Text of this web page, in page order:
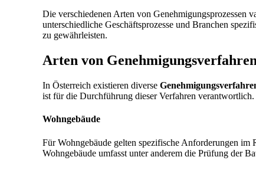
Die verschiedenen Arten von Genehmigungsprozessen
unterschiedliche Geschäftsprozesse und Branchen
zu gewährleisten.
Arten von
In Österreich existieren diverse
ist für die Durchführung dieser Verfahren verantwortlich.
Wohngebäude
Für Wohngebäude gelten spezifische Anforderungen im
Wohngebäude umfasst unter anderem die Prüfung der